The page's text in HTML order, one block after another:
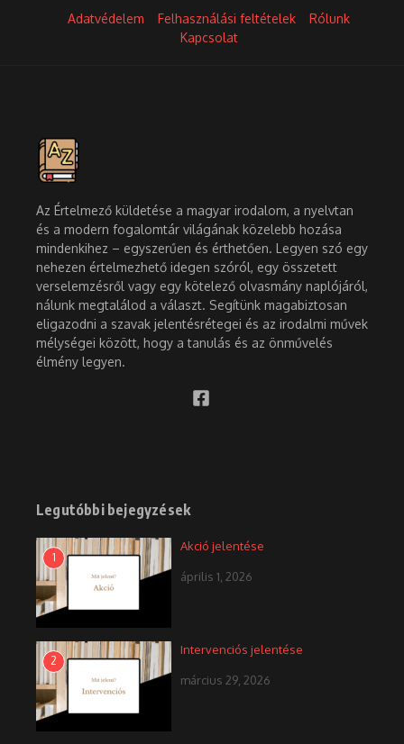
Adatvédelem Felhasználási feltételek
Rólunk
Kapcsolat
Az Értelmező küldetése a magyar irodalom, a nyelvtan
és a modern fogalomtár világának közelebb hozása
mindenkihez – egyszerűen és érthetően. Legyen szó egy
nehezen értelmezhető idegen szóról, egy összetett
verselemzésről vagy egy kötelező olvasmány naplójáról,
nálunk megtalálod a választ. Segítünk magabiztosan
eligazodni a szavak jelentésrétegei és az irodalmi művek
mélységei között, hogy a tanulás és az önművelés
élmény legyen.
Legutóbbi bejegyzések
1
Akció jelentése
április 1, 2026
2
Intervenciós jelentése
március 29, 2026